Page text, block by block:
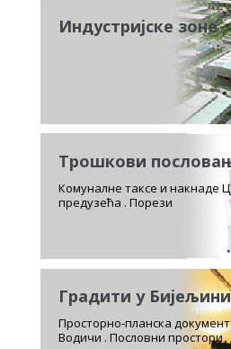
Индустријске зоне
Трошкови
Комуналне таксе и накнаде
предузећа . Порези
Градити у Бијељини
Просторно-планска
Водичи . Пословни простори